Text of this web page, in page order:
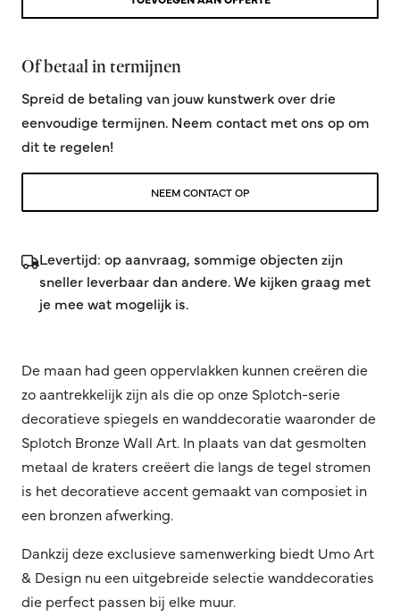
Of betaal in termijnen
Spreid de betaling van jouw kunstwerk over drie
eenvoudige termijnen. Neem contact met ons op om
dit te regelen!
NEEM CONTACT OP
Levertijd: op aanvraag, sommige objecten zijn
sneller leverbaar dan andere. We kijken graag met
je mee wat mogelijk is.
De maan had geen oppervlakken kunnen creëren die
zo aantrekkelijk zijn als die op onze Splotch-serie
decoratieve spiegels en wanddecoratie waaronder de
Splotch Bronze Wall Art. In plaats van dat gesmolten
metaal de kraters creëert die langs de tegel stromen
is het decoratieve accent gemaakt van composiet in
een bronzen afwerking.
Dankzij deze exclusieve samenwerking biedt Umo Art
& Design nu een uitgebreide selectie wanddecoraties
die perfect passen bij elke muur.